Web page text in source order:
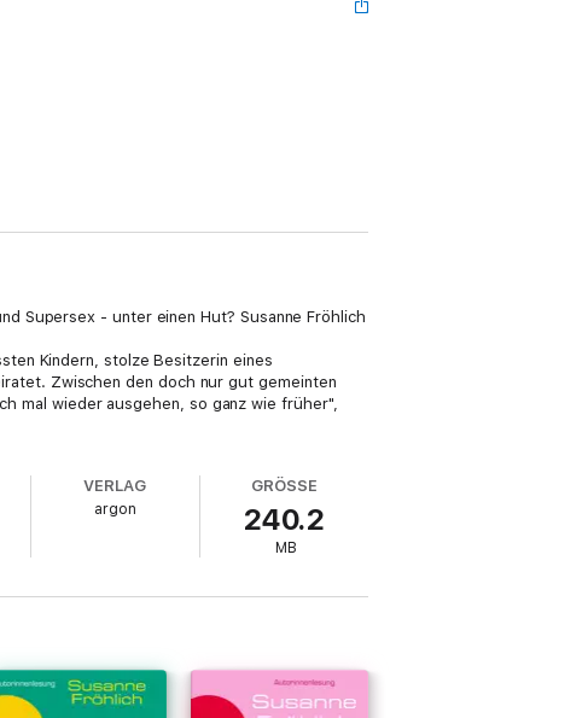
Supersex - unter einen Hut? Susanne Fröhlich
Kindern, stolze Besitzerin eines
Zwischen den doch nur gut gemeinten
mal wieder ausgehen, so ganz wie früher",
VERLAG
argon
GRÖSSE
240.2
MB